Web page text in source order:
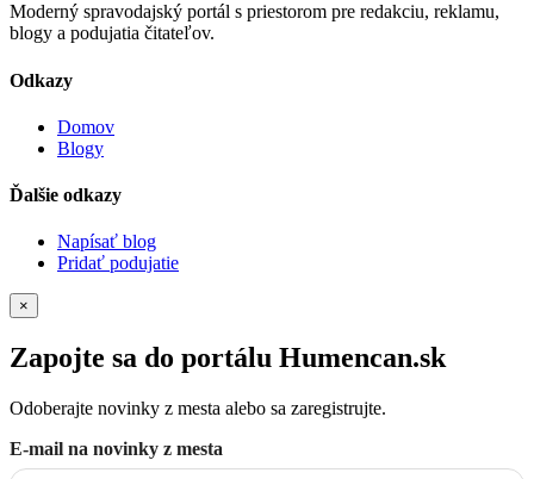
Moderný spravodajský portál s priestorom pre redakciu, reklamu,
blogy a podujatia čitateľov.
Odkazy
Domov
Blogy
Ďalšie odkazy
Napísať blog
Pridať podujatie
×
Zapojte sa do portálu Humencan.sk
Odoberajte novinky z mesta alebo sa zaregistrujte.
E-mail na novinky z mesta